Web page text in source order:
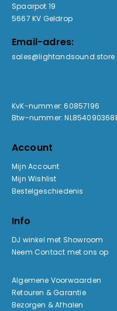
Spaarpot 19
5667 KV Geldrop
Email-adres:
sales@lightandsound.store
KvK-nummer: 60857196
Btw-nummer:
Account
Mijn Account
Mijn Wishlist
Bestelgeschiedenis
Info
DJ winkel met Showroom
Neem Contact met ons op
Algemene Voorwaarden
Retouren & Garantie
Bezorgen & Afhalen